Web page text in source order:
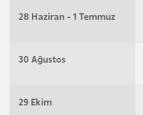
28 Haziran - 1 Temmuz
30 Ağustos
29 Ekim
B
s
H